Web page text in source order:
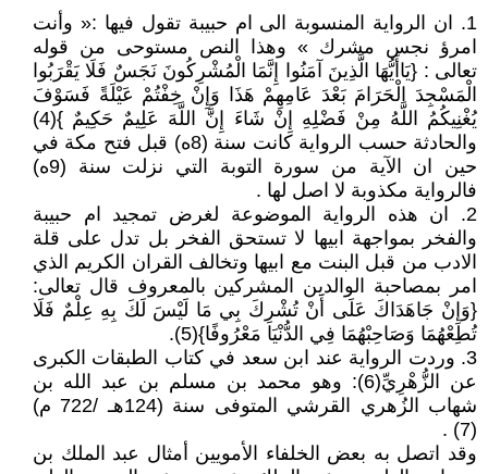
1. ان الرواية المنسوبة الى ام حبيبة تقول فيها :« وأنت
امرؤ نجس مشرك » وهذا النص مستوحى من قوله
تعالى : {يَاأَيُّهَا الَّذِينَ آمَنُوا إِنَّمَا الْمُشْرِكُونَ نَجَسٌ فَلَا يَقْرَبُوا
الْمَسْجِدَ الْحَرَامَ بَعْدَ عَامِهِمْ هَذَا وَإِنْ خِفْتُمْ عَيْلَةً فَسَوْفَ
يُغْنِيكُمُ اللَّهُ مِنْ فَضْلِهِ إِنْ شَاءَ إِنَّ اللَّهَ عَلِيمٌ حَكِيمٌ }(4)
والحادثة حسب الرواية كانت سنة (8ه) قبل فتح مكة في
حين ان الآية من سورة التوبة التي نزلت سنة (9ه)
فالرواية مكذوبة لا اصل لها .
2. ان هذه الرواية الموضوعة لغرض تمجيد ام حبيبة
والفخر بمواجهة ابيها لا تستحق الفخر بل تدل على قلة
الادب من قبل البنت مع ابيها وتخالف القران الكريم الذي
امر بمصاحبة الوالدين المشركين بالمعروف قال تعالى:
{وَإِنْ جَاهَدَاكَ عَلَى أَنْ تُشْرِكَ بِي مَا لَيْسَ لَكَ بِهِ عِلْمٌ فَلَا
تُطِعْهُمَا وَصَاحِبْهُمَا فِي الدُّنْيَا مَعْرُوفًا}(5).
3. وردت الرواية عند ابن سعد في كتاب الطبقات الكبرى
عن الزُّهْرِيِّ(6): وهو محمد بن مسلم بن عبد الله بن
شهاب الزُهري القرشي المتوفى سنة (124هـ /722 م)
(7) .
وقد اتصل به بعض الخلفاء الأمويين أمثال عبد الملك بن